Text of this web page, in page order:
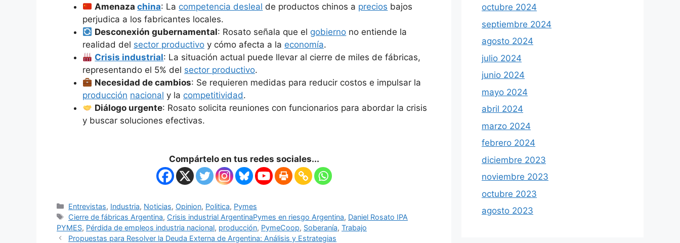
Amenazachina: La competencia desleal de productos chinos a precios bajos
perjudica a los fabricantes locales.
Desconexión gubernamental: Rosato señala que el gobierno no entiende la
realidad del sector productivo y cómo afecta a la economía.
Crisis industrial: La situación actual puede llevar al cierre de miles de fábricas,
representando el 5% del sector productivo.
Necesidad de cambios: Se requieren medidas para reducir costos e impulsar la
producción nacional y la competitividad.
Diálogo urgente: Rosato solicita reuniones con funcionarios para abordar la crisis
y buscar soluciones efectivas.
Compártelo en tus redes sociales...
Entrevistas, Industria, Noticias, Opinion, Politica, Pymes
Cierre de fábricas Argentina, Crisis industrial ArgentinaPymes en riesgo Argentina, Daniel Rosato IPA
PYMES, Pérdida de empleos industria nacional, producción, PymeCoop, Soberanía, Trabajo
Propuestas para Resolver la Deuda Externa de Argentina: Análisis y Estrategias
octubre 2024
septiembre 2024
agosto 2024
julio 2024
junio 2024
mayo 2024
abril 2024
marzo 2024
febrero 2024
diciembre 2023
noviembre 2023
octubre 2023
agosto 2023